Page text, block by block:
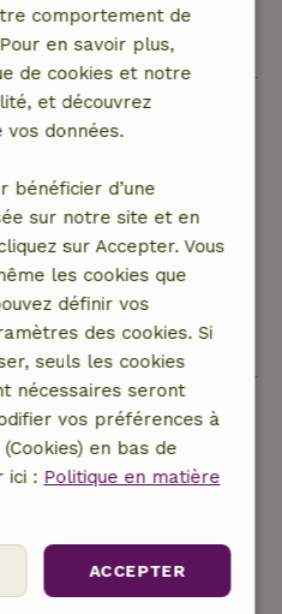
papier, plastique, déchets
la Maison nature.
comportement de
en savoir plus,
de cookies et notre
et découvrez
vos données.
bénéficier d’une
sur notre site et en
sur Accepter. Vous
les cookies que
définir vos
des cookies. Si
seuls les cookies
nécessaires seront
vos préférences à
en bas de
ici : Politique en matière
ACCEPTER